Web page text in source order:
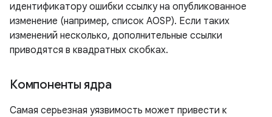
идентификатору ошибки ссылку на опубликованное
изменение (например, список AOSP). Если таких
изменений несколько, дополнительные ссылки
приводятся в квадратных скобках.
Компоненты ядра
Самая серьезная уязвимость может привести к